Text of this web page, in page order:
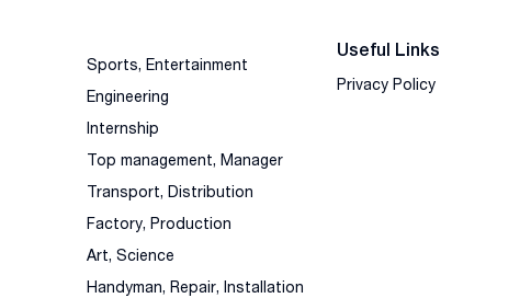
Sports, Entertainment
Engineering
Internship
Top management, Manager
Transport, Distribution
Factory, Production
Art, Science
Handyman, Repair, Installation
Useful Links
Privacy Policy